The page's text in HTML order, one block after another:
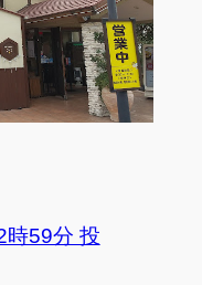
時59分 投